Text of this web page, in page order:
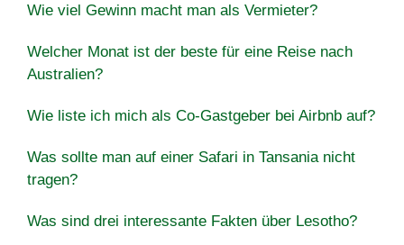
Wie viel Gewinn macht man als Vermieter?
Welcher Monat ist der beste für eine Reise nach
Australien?
Wie liste ich mich als Co-Gastgeber bei Airbnb auf?
Was sollte man auf einer Safari in Tansania nicht
tragen?
Was sind drei interessante Fakten über Lesotho?